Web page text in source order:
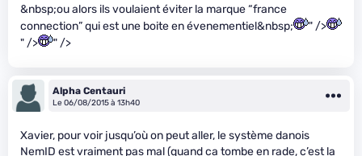
&nbsp;ou alors ils voulaient éviter la marque “france
connection” qui est une boite en évenementiel&nbsp;
" />
" />
" />
Alpha Centauri
Le 06/08/2015 à 13h40
Xavier, pour voir jusqu’où on peut aller, le système danois
NemID est vraiment pas mal (quand ca tombe en rade, c’est la